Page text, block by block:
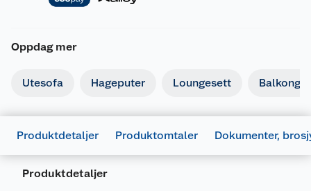
Oppdag mer
Utesofa Hageputer Loungesett
Produktdetaljer Produktomtaler Dokumenter,
Produktdetaljer